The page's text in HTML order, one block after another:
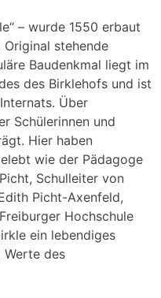
– wurde 1550 erbaut
stehende
Baudenkmal liegt im
des Birklehofs und ist
Über
Schülerinnen und
Hier haben
wie der Pädagoge
Schulleiter von
Picht-Axenfeld,
Hochschule
ein lebendiges
Werte des